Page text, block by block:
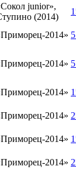
junior»,
(2014)
2014»
2014»
2014»
2014»
2014»
2014»